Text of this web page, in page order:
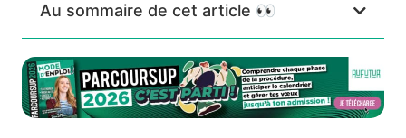
Au sommaire de cet article 👀